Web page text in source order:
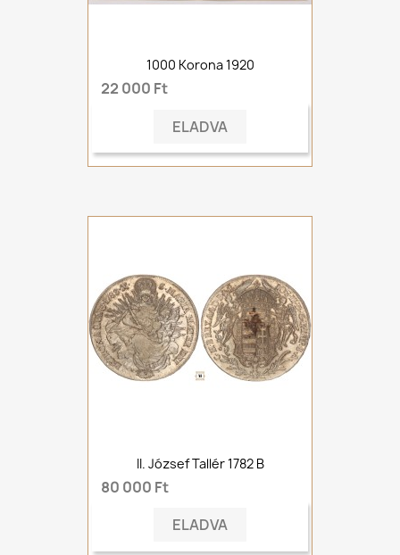
1000 Korona 1920
22 000 Ft
ELADVA
II. József Tallér 1782 B
80 000 Ft
ELADVA